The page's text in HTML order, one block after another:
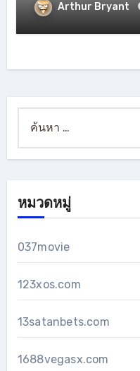
Arthur Bryant
สำหรับ:
หมวดหมู่
037movie
123xos.com
13satanbets.com
1688vegasx.com